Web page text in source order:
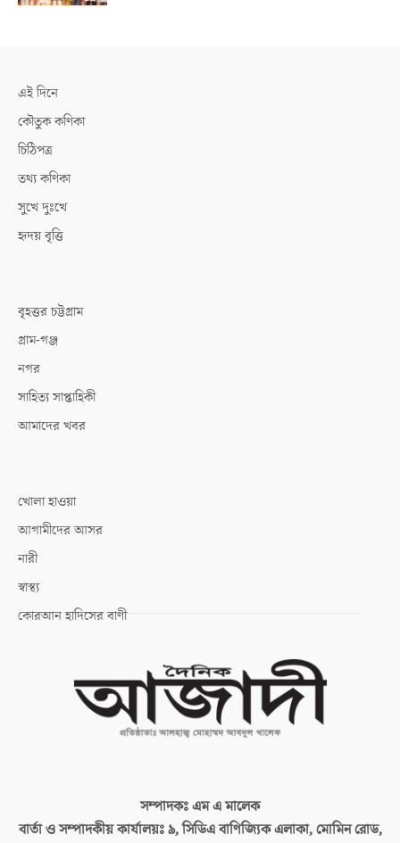
এই দিনে
কৌতুক কণিকা
চিঠিপত্র
তথ্য কণিকা
সুখে দুঃখে
হৃদয় বৃত্তি
বৃহত্তর চট্টগ্রাম
গ্রাম-গঞ্জ
নগর
সাহিত্য সাপ্তাহিকী
আমাদের খবর
খোলা হাওয়া
আগামীদের আসর
নারী
স্বাস্থ্য
কোরআন হাদিসের বাণী
সম্পাদকঃএম এ মালেক
বার্তা ও সম্পাদকীয় কার্যালয়ঃ৯, সিডিএ বাণিজ্যিক এলাকা, মোমিন রোড,